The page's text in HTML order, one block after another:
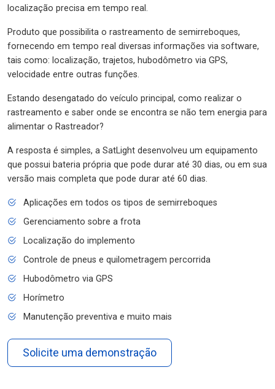
localização precisa em tempo real.
Produto que possibilita o rastreamento de semirreboques,
fornecendo em tempo real diversas informações via software,
tais como: localização, trajetos, hubodômetro via GPS,
velocidade entre outras funções.
Estando desengatado do veículo principal, como realizar o
rastreamento e saber onde se encontra se não tem energia para
alimentar o Rastreador?
A resposta é simples, a SatLight desenvolveu um equipamento
que possui bateria própria que pode durar até 30 dias, ou em sua
versão mais completa que pode durar até 60 dias.
Aplicações em todos os tipos de semirreboques
Gerenciamento sobre a frota
Localização do implemento
Controle de pneus e quilometragem percorrida
Hubodômetro via GPS
Horímetro
Manutenção preventiva e muito mais
Solicite uma demonstração